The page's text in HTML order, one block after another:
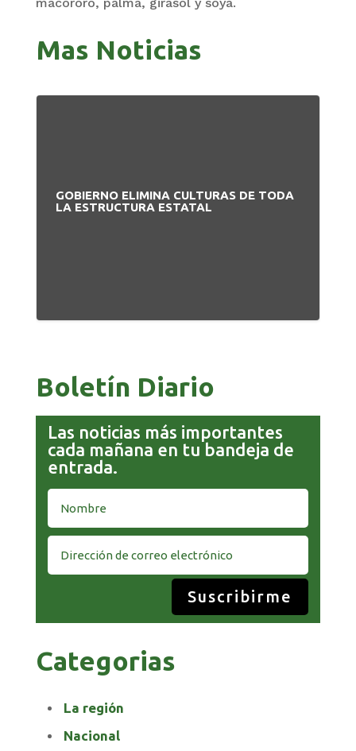
Mas Noticias
GOBIERNO ELIMINA CULTURAS DE TODA
LA ESTRUCTURA ESTATAL
Boletín Diario
Las noticias más importantes
cada mañana en tu bandeja de
entrada.
Suscribirme
Categorias
La región
Nacional